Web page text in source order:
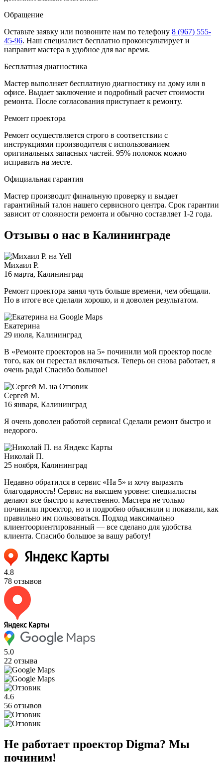
Обращение
Оставьте заявку или позвоните нам по телефону 8 (967) 555-
45-96. Наш специалист бесплатно проконсультирует и
направит мастера в удобное для вас время.
Бесплатная диагностика
Мастер выполняет бесплатную диагностику на дому или в
офисе. Выдает заключение и подробный расчет стоимости
ремонта. После согласования приступает к ремонту.
Ремонт проектора
Ремонт осуществляется строго в соответствии с
инструкциями производителя с использованием
оригинальных запасных частей. 95% поломок можно
исправить на месте.
Официальная гарантия
Мастер производит финальную проверку и выдает
гарантийный талон нашего сервисного центра. Срок гарантии
зависит от сложности ремонта и обычно составляет 1-2 года.
Отзывы о нас в Калининграде
Михаил Р.
16 марта, Калининград
Ремонт проектора занял чуть больше времени, чем обещали.
Но в итоге все сделали хорошо, и я доволен результатом.
Екатерина
29 июля, Калининград
В «Ремонте проекторов на 5» починили мой проектор после
того, как он перестал включаться. Теперь он снова работает, я
очень рада! Спасибо большое!
Сергей М.
16 января, Калининград
Я очень доволен работой сервиса! Сделали ремонт быстро и
недорого.
Николай П.
25 ноября, Калининград
Недавно обратился в сервис «На 5» и хочу выразить
благодарность! Сервис на высшем уровне: специалисты
делают все быстро и качественно. Мастера не только
починили проектор, но и подробно объяснили и показали, как
правильно им пользоваться. Подход максимально
клиентоориентированный — все сделано для удобства
клиента. Спасибо большое за вашу работу!
4.8
78 отзывов
5.0
22 отзыва
4.6
56 отзывов
Не работает проектор Digma? Мы
починим!